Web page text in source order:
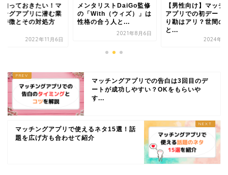
知っておきたい！マ
ングアプリに潜む業
特徴とその対処方
2022年11月6日
メンタリストDaiGo監修
の「With（ウィズ）」は
性格の合う人と...
2021年8月6日
【男性向け】マッチ
アプリでの初デート
り勘はアリ？世間の
と...
2024年2
マッチングアプリでの告白は3回目のデ
ートが成功しやすい？OKをもらいや
す...
マッチングアプリで使えるネタ15選！話
題を広げ方も合わせて紹介